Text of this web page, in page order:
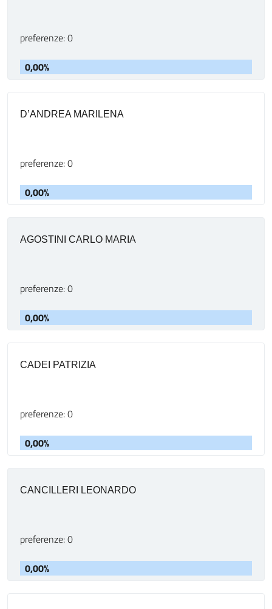
preferenze: 0
0,00%
D’ANDREA MARILENA
preferenze: 0
0,00%
AGOSTINI CARLO MARIA
preferenze: 0
0,00%
CADEI PATRIZIA
preferenze: 0
0,00%
CANCILLERI LEONARDO
preferenze: 0
0,00%